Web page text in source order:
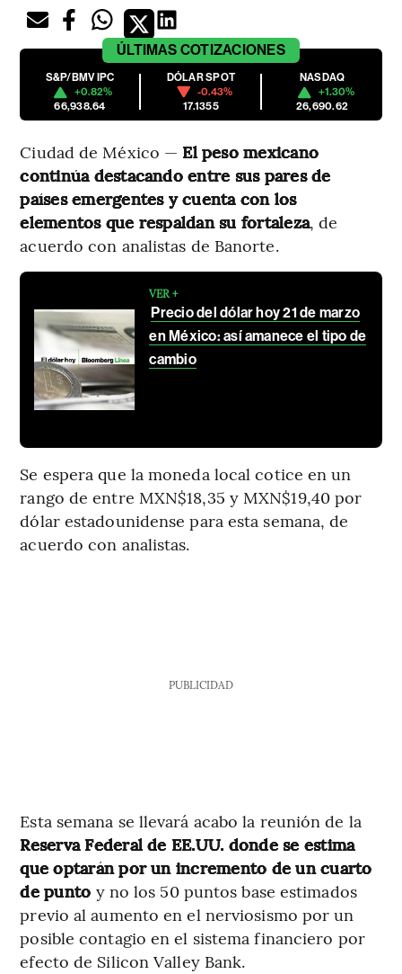
ÚLTIMAS COTIZACIONES
S&P/BMV IPC
+0.82%
66,938.64
DÓLAR SPOT
-0.43%
17.1355
NASDAQ
+1.30%
26,690.62
Ciudad de México — El peso mexicano
continúa destacando entre sus pares de
países emergentes y cuenta con los
elementos que respaldan su fortaleza, de
acuerdo con analistas de Banorte.
VER +
Precio del dólar hoy 21 de marzo
en México: así amanece el tipo de
cambio
Se espera que la moneda local cotice en un
rango de entre MXN$18,35 y MXN$19,40 por
dólar estadounidense para esta semana, de
acuerdo con analistas.
PUBLICIDAD
Esta semana se llevará acabo la reunión de la
Reserva Federal de EE.UU. donde se estima
que optarán por un incremento de un cuarto
de punto y no los 50 puntos base estimados
previo al aumento en el nerviosismo por un
posible contagio en el sistema financiero por
efecto de Silicon Valley Bank.